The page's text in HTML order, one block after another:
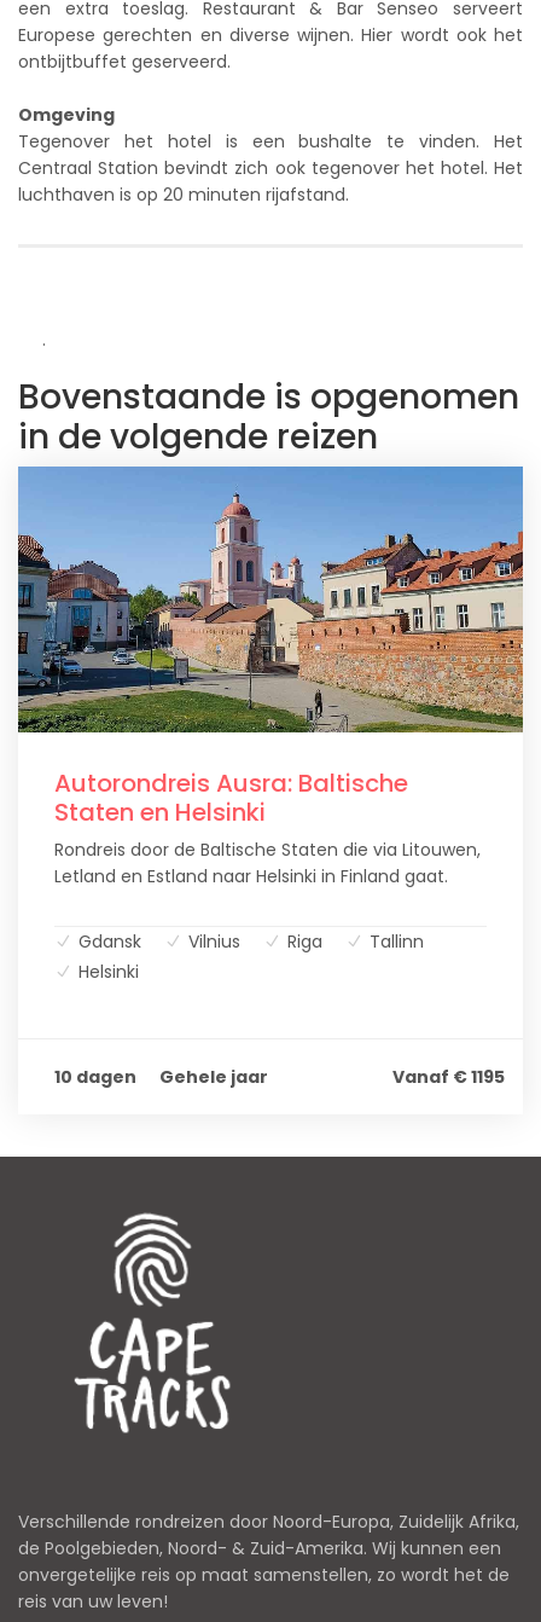
een extra toeslag. Restaurant & Bar Senseo serveert
Europese gerechten en diverse wijnen. Hier wordt ook het
ontbijtbuffet geserveerd.
Omgeving
Tegenover het hotel is een bushalte te vinden. Het
Centraal Station bevindt zich ook tegenover het hotel. Het
luchthaven is op 20 minuten rijafstand.
.
Bovenstaande is opgenomen
in de volgende reizen
Autorondreis Ausra: Baltische
Staten en Helsinki
Rondreis door de Baltische Staten die via Litouwen,
Letland en Estland naar Helsinki in Finland gaat.
Gdansk Vilnius Riga
Tallinn
Helsinki
10 dagen Gehele jaar Vanaf € 1195
Verschillende rondreizen door Noord-Europa, Zuidelijk Afrika,
de Poolgebieden, Noord- & Zuid-Amerika. Wij kunnen een
onvergetelijke reis op maat samenstellen, zo wordt het de
reis van uw leven!